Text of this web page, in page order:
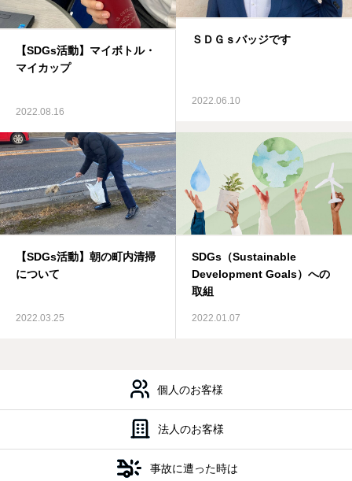
【SDGs活動】マイボトル・
マイカップ
2022.08.16
ＳＤＧｓバッジです
2022.06.10
【SDGs活動】朝の町内清掃
について
2022.03.25
SDGs（Sustainable
Development Goals）への
取組
2022.01.07
個人のお客様
法人のお客様
事故に遭った時は